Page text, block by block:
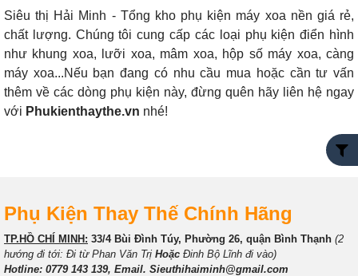
Siêu thị Hải Minh - Tổng kho phụ kiện máy xoa nền giá rẻ,
chất lượng. Chúng tôi cung cấp các loại phụ kiện điển hình
như khung xoa, lưỡi xoa, mâm xoa, hộp số máy xoa, càng
máy xoa...Nếu bạn đang có nhu cầu mua hoặc cần tư vấn
thêm về các dòng phụ kiện này, đừng quên hãy liên hệ ngay
với Phukienthaythe.vn nhé!
Phụ Kiện Thay Thế Chính Hãng
TP.HỒ CHÍ MINH: 33/4 Bùi Đình Túy, Phường 26, quận Bình Thạnh (2
hướng đi tới: Đi từ Phan Văn Trị Hoặc Đinh Bộ Lĩnh đi vào)
Hotline: 0779 143 139, Email. Sieuthihaiminh@gmail.com